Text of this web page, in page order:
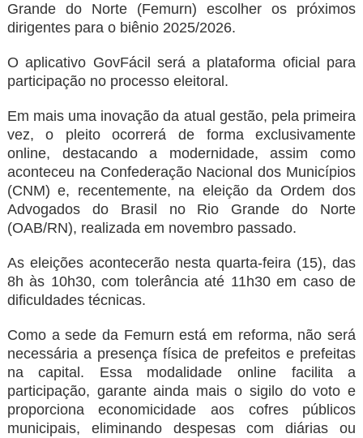
Grande do Norte (Femurn) escolher os próximos
dirigentes para o biênio 2025/2026.
O aplicativo GovFácil será a plataforma oficial para
participação no processo eleitoral.
Em mais uma inovação da atual gestão, pela primeira
vez, o pleito ocorrerá de forma exclusivamente
online, destacando a modernidade, assim como
aconteceu na Confederação Nacional dos Municípios
(CNM) e, recentemente, na eleição da Ordem dos
Advogados do Brasil no Rio Grande do Norte
(OAB/RN), realizada em novembro passado.
As eleições acontecerão nesta quarta-feira (15), das
8h às 10h30, com tolerância até 11h30 em caso de
dificuldades técnicas.
Como a sede da Femurn está em reforma, não será
necessária a presença física de prefeitos e prefeitas
na capital. Essa modalidade online facilita a
participação, garante ainda mais o sigilo do voto e
proporciona economicidade aos cofres públicos
municipais, eliminando despesas com diárias ou